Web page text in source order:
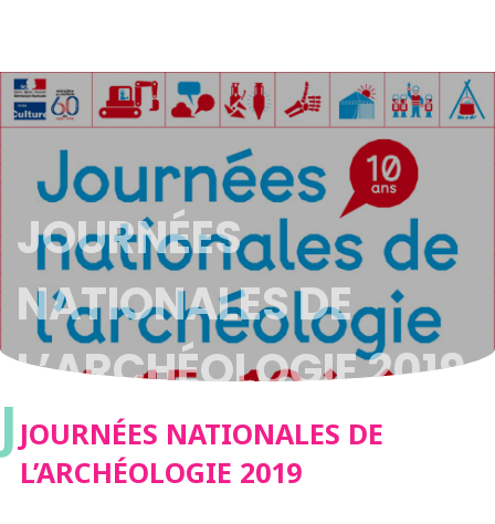
JOURNÉES
NATIONALES DE
L’ARCHÉOLOGIE 2019
J JOURNÉES NATIONALES DE
L’ARCHÉOLOGIE 2019